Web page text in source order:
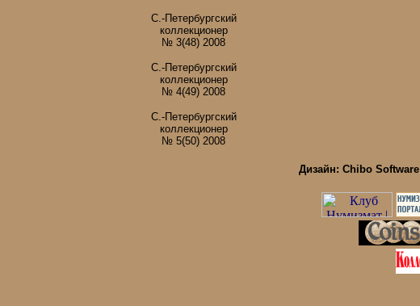
С.-Петербургский
коллекционер
№ 3(48) 2008
С.-Петербургский
коллекционер
№ 4(49) 2008
С.-Петербургский
коллекционер
№ 5(50) 2008
Дизайн: Chibo Software